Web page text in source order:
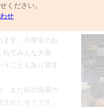
ください。
せ
ます。小学生のお
てみんな大喜
うこともあり皆す
、また街の発展の
れたそうです。